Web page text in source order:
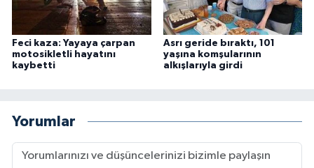
Feci kaza: Yayaya çarpan
motosikletli hayatını
kaybetti
Asrı geride bıraktı, 101
yaşına komşularının
alkışlarıyla girdi
Yorumlar